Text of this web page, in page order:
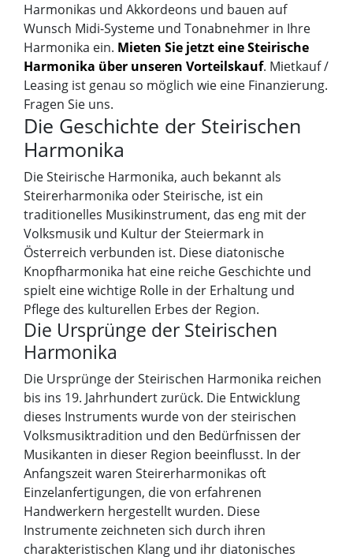
Harmonikas und Akkordeons und bauen auf
Wunsch Midi-Systeme und Tonabnehmer in Ihre
Harmonika ein. Mieten Sie jetzt eine Steirische
Harmonika über unseren Vorteilskauf. Mietkauf /
Leasing ist genau so möglich wie eine Finanzierung.
Fragen Sie uns.
Die Geschichte der Steirischen
Harmonika
Die Steirische Harmonika, auch bekannt als
Steirerharmonika oder Steirische, ist ein
traditionelles Musikinstrument, das eng mit der
Volksmusik und Kultur der Steiermark in
Österreich verbunden ist. Diese diatonische
Knopfharmonika hat eine reiche Geschichte und
spielt eine wichtige Rolle in der Erhaltung und
Pflege des kulturellen Erbes der Region.
Die Ursprünge der Steirischen
Harmonika
Die Ursprünge der Steirischen Harmonika reichen
bis ins 19. Jahrhundert zurück. Die Entwicklung
dieses Instruments wurde von der steirischen
Volksmusiktradition und den Bedürfnissen der
Musikanten in dieser Region beeinflusst. In der
Anfangszeit waren Steirerharmonikas oft
Einzelanfertigungen, die von erfahrenen
Handwerkern hergestellt wurden. Diese
Instrumente zeichneten sich durch ihren
charakteristischen Klang und ihr diatonisches